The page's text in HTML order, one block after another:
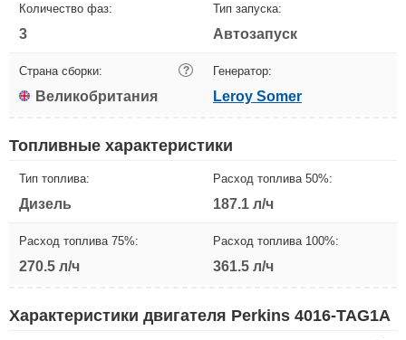
Количество фаз:
3
Тип запуска:
Автозапуск
Страна сборки: ?
Великобритания
Генератор:
Leroy Somer
Топливные характеристики
Тип топлива:
Дизель
Расход топлива 50%:
187.1 л/ч
Расход топлива 75%:
270.5 л/ч
Расход топлива 100%:
361.5 л/ч
Характеристики двигателя Perkins 4016-TAG1A